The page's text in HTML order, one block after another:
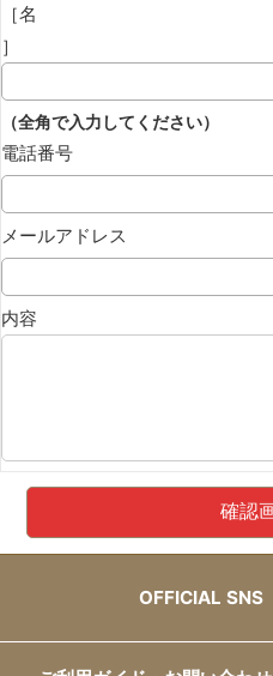
［名
］
（全角で入力してください）
電話番号
メールアドレス
内容
OFFICIAL SNS